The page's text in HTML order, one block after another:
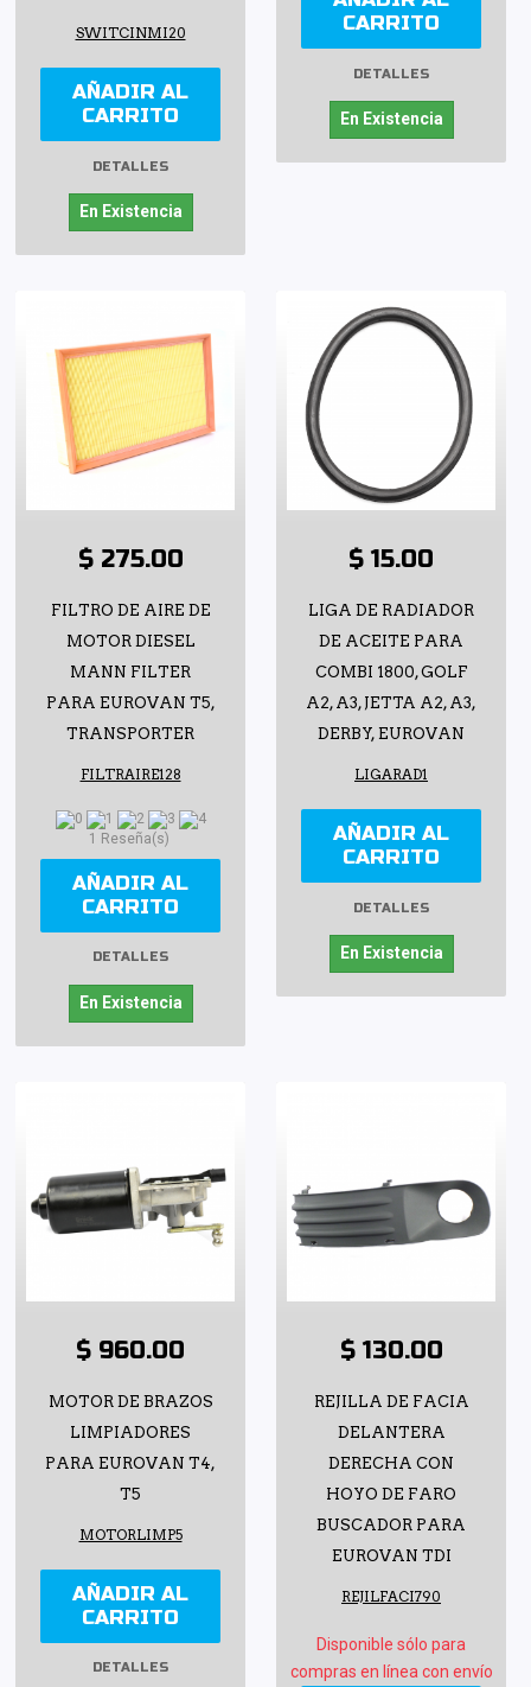
SWITCINMI20
AÑADIR AL
CARRITO
DETALLES
En Existencia
CARRITO
DETALLES
En Existencia
$ 275.00
FILTRO DE AIRE DE
MOTOR DIESEL
MANN FILTER
PARA EUROVAN T5,
TRANSPORTER
FILTRAIRE128
1 Reseña(s)
AÑADIR AL
CARRITO
DETALLES
En Existencia
$ 15.00
LIGA DE RADIADOR
DE ACEITE PARA
COMBI 1800, GOLF
A2, A3, JETTA A2, A3,
DERBY, EUROVAN
LIGARAD1
AÑADIR AL
CARRITO
DETALLES
En Existencia
$ 960.00
MOTOR DE BRAZOS
LIMPIADORES
PARA EUROVAN T4,
T5
MOTORLIMP5
AÑADIR AL
CARRITO
DETALLES
$ 130.00
REJILLA DE FACIA
DELANTERA
DERECHA CON
HOYO DE FARO
BUSCADOR PARA
EUROVAN TDI
REJILFACI790
Disponible sólo para
compras en línea con envío